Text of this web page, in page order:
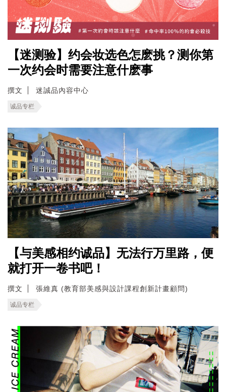
【迷测验】约会妆选色怎麽挑？测你第
一次约会时需要注意什麽事
撰文 迷誠品內容中心
诚品专栏
【与美感相约诚品】无法行万里路，便
就打开一卷书吧！
撰文 張維真 (教育部美感與設計課程創新計畫顧問)
诚品专栏